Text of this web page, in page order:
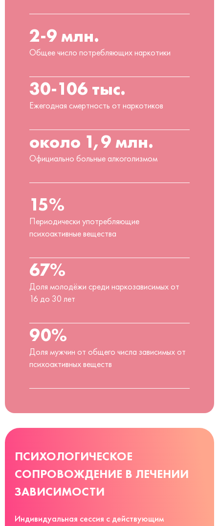
2-9 млн.
Общее число потребляющих наркотики
30-106 тыс.
Ежегодная смертность от наркотиков
около 1,9 млн.
Официально больные алкоголизмом
15%
Периодически употребляющие
психоактивные вещества
67%
Доля молодёжи среди наркозависимых от
16 до 30 лет
90%
Доля мужчин от общего числа зависимых от
психоактивных веществ
ПСИХОЛОГИЧЕСКОЕ
СОПРОВОЖДЕНИЕ В ЛЕЧЕНИИ
ЗАВИСИМОСТИ
Индивидуальная сессия с действующим